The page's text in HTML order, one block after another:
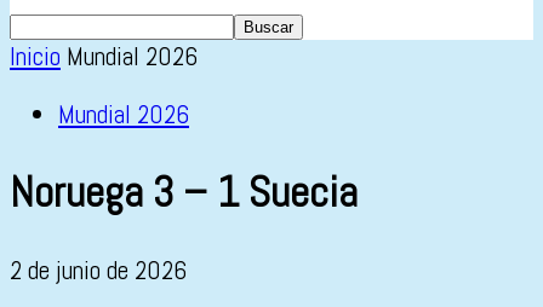
Inicio Mundial 2026
Mundial 2026
Noruega 3 – 1 Suecia
2 de junio de 2026